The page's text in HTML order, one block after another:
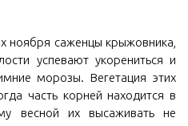
ноября саженцы крыжовника,
успевают укорениться и
морозы. Вегетация этих
часть корней находится в
весной их высаживать не